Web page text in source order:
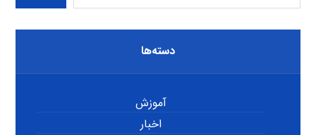
دسته‌ها
آموزش
اخبار